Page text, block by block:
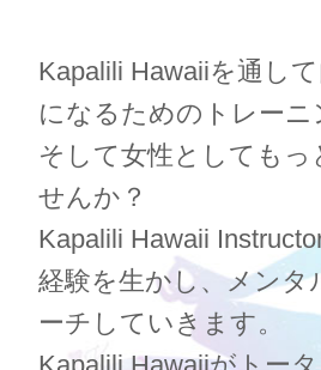
Kapalili Hawaiiを通し
になるためのトレー
そして女性としても
せんか？
Kapalili Hawaii
経験を生かし、メン
ーチしていきます。